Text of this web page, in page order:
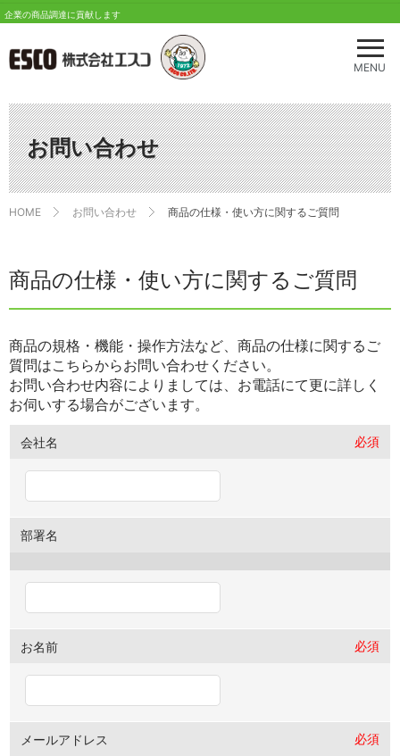
メ
ニ
を
開
く
MENU
企業の商品調達に貢献します
お問い合わせ
HOME お問い合わせ 商品の仕様・使い方に関するご質問
商品の仕様・使い方に関するご質問
商品の規格・機能・操作方法など、商品の仕様に関するご
質問はこちらからお問い合わせください。
お問い合わせ内容によりましては、お電話にて更に詳しく
お伺いする場合がございます。
会社名 必須
部署名
お名前 必須
メールアドレス 必須